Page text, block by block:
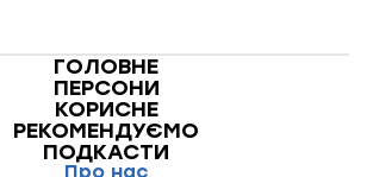
ГОЛОВНЕ
ПЕРСОНИ
КОРИСНЕ
РЕКОМЕНДУЄМО
ПОДКАСТИ
Про нас